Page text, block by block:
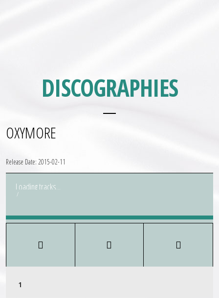
DISCOGRAPHIES
OXYMORE
Release Date: 2015-02-11
Loading tracks...
/